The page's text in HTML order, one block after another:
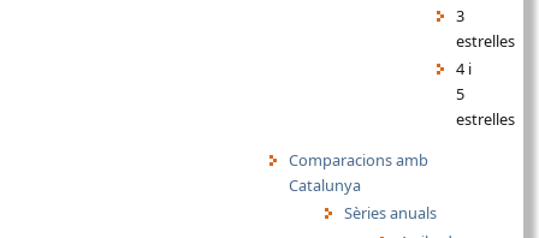
3
estrelles
4 i
5
estrelles
Comparacions amb
Catalunya
Sèries anuals